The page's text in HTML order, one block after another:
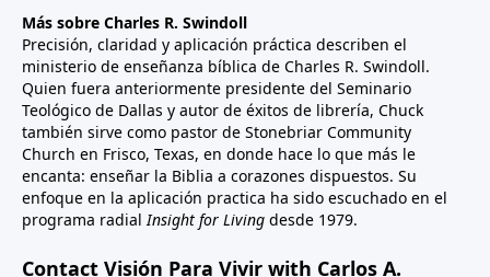
Más sobre Charles R. Swindoll
Precisión, claridad y aplicación práctica describen el
ministerio de enseñanza bíblica de Charles R. Swindoll.
Quien fuera anteriormente presidente del Seminario
Teológico de Dallas y autor de éxitos de librería, Chuck
también sirve como pastor de Stonebriar Community
Church en Frisco, Texas, en donde hace lo que más le
encanta: enseñar la Biblia a corazones dispuestos. Su
enfoque en la aplicación practica ha sido escuchado en el
programa radialInsight for Living desde 1979.
Contact Visión Para Vivir with Carlos A.